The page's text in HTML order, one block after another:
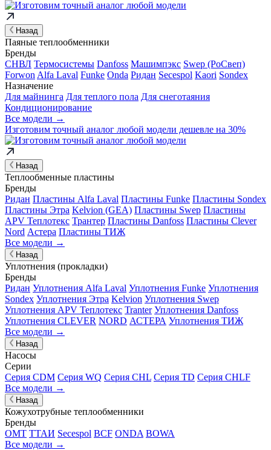
Назад
Паяные теплообменники
Бренды
СНВЛ Термосистемы Danfoss Машимпэкс Swep (РоСвеп)
Forwon Alfa Laval Funke Onda Ридан Secespol Kaori Sondex
Назначение
Для майнинга Для теплого пола Для снеготаяния
Кондиционирование
Все модели →
Изготовим точный аналог любой модели дешевле на 30%
Назад
Теплообменные пластины
Бренды
Ридан Пластины Alfa Laval Пластины Funke Пластины Sondex
Пластины Этра Kelvion (GEA) Пластины Swep Пластины
APV Теплотекс Трантер Пластины Danfoss Пластины Clever
Nord Астера Пластины ТИЖ
Все модели →
Назад
Уплотнения (прокладки)
Бренды
Ридан Уплотнения Alfa Laval Уплотнения Funke Уплотнения
Sondex Уплотнения Этра Kelvion Уплотнения Swep
Уплотнения APV Теплотекс Tranter Уплотнения Danfoss
Уплотнения CLEVER NORD АСТЕРА Уплотнения ТИЖ
Все модели →
Назад
Насосы
Серии
Серия CDM Серия WQ Серия CHL Серия TD Серия CHLF
Все модели →
Назад
Кожухотрубные теплообменники
Бренды
OMT ТТАИ Secespol BCF ONDA BOWA
Все модели →